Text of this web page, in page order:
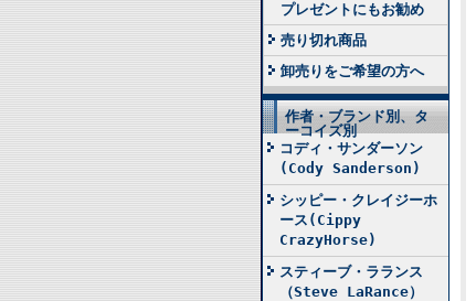
プレゼントにもお勧め
売り切れ商品
卸売りをご希望の方へ
作者・ブランド別、タ
ーコイズ別
コディ・サンダーソン
(Cody Sanderson)
シッピー・クレイジーホ
ース(Cippy
CrazyHorse)
スティーブ・ラランス
（Steve LaRance）